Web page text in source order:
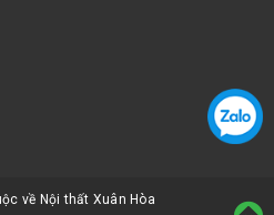
về Nội thất Xuân Hòa